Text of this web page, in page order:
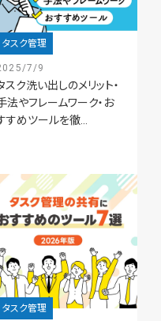
タスク管理
7/9
スク洗い出しのメリット・
法やフレームワーク・お
すめツールを徹...
タスク管理